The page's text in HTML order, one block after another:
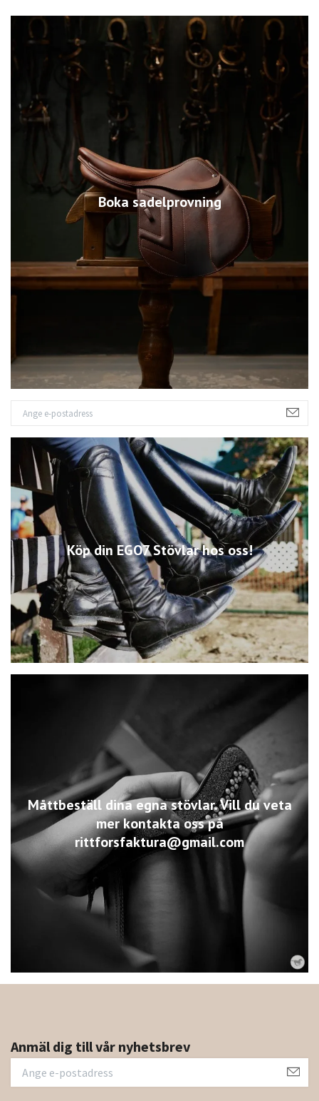
Boka sadelprovning
Köp din EGO7 Stövlar hos oss!
Måttbeställ dina egna stövlar. Vill du veta
mer kontakta oss på
rittforsfaktura@gmail.com
Anmäl dig till vår nyhetsbrev